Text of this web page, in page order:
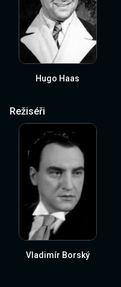
Hugo Haas
Režiséři
Vladimír Borský